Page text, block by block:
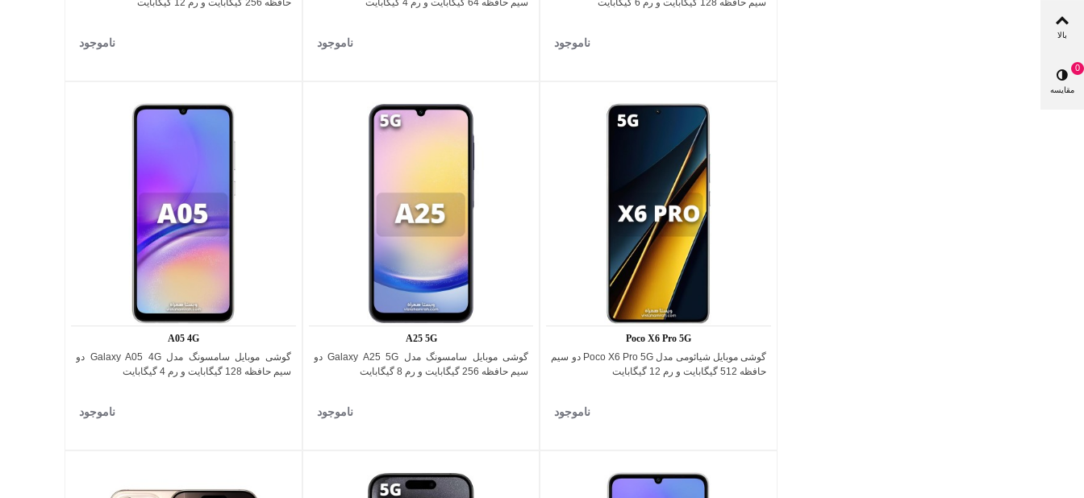
ناموجود ناموجود ناموجود
اضافه به مقایسه
Poco X6 Pro 5G
گوشی موبایل شیائومی مدل Poco X6 Pro 5G دو سیم
حافظه 512 گیگابایت و رم 12 گیگابایت
ناموجود
اضافه به مقایسه
A25 5G
گوشی موبایل سامسونگ مدل Galaxy A25 5G دو
سیم حافظه 256 گیگابایت و رم 8 گیگابایت
ناموجود
اضافه به مقایسه
A05 4G
گوشی موبایل سامسونگ مدل Galaxy A05 4G دو
سیم حافظه 128 گیگابایت و رم 4 گیگابایت
ناموجود
بالا
مقایسه
0